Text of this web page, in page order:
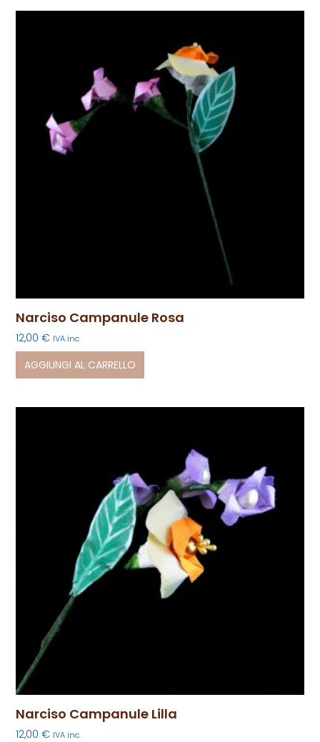
Narciso Campanule Rosa
12,00€ IVA inc.
AGGIUNGI AL CARRELLO
Narciso Campanule Lilla
12,00€ IVA inc.